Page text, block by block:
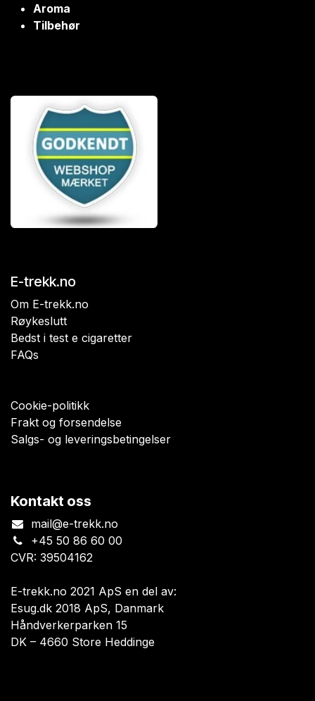
Aroma
Tilbehør
E-trekk.no
Om E-trekk.no
Røykeslutt
Bedst i test e cigaretter
FAQs
Cookie-politikk
Frakt og forsendelse
Salgs- og leveringsbetingelser
Kontakt oss
mail@e-trekk.no
+45 50 86 60 00
CVR: 39504162
E-trekk.no 2021 ApS en del av:
Esug.dk 2018 ApS, Danmark
Håndverkerparken 15
DK – 4660 Store Heddinge